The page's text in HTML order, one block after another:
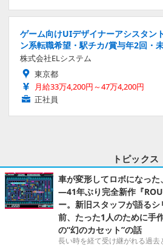
ゲーム向けUIデザイナーアシスタン
ン系転職希望・駅チカ/賞与年2回・
株式会社ELシステム
東京都
月給33万4,200円～47万4,200円
正社員
トピックス
車が変形してロボになっ
―41年ぶり完全新作『
ー。新旧スタッフが語る
前、たった1人のために手
の“幻のカセット”の話
長い時を経て受け継がれる過去